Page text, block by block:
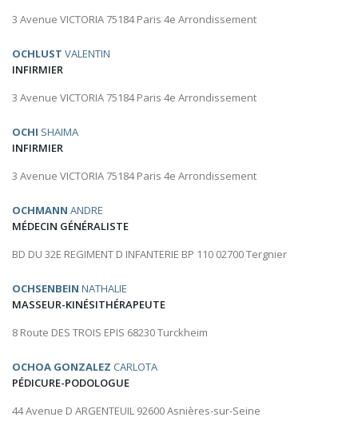
3 Avenue VICTORIA 75184 Paris 4e Arrondissement
OCHLUST VALENTIN
INFIRMIER
3 Avenue VICTORIA 75184 Paris 4e Arrondissement
OCHI SHAIMA
INFIRMIER
3 Avenue VICTORIA 75184 Paris 4e Arrondissement
OCHMANN ANDRE
MÉDECIN GÉNÉRALISTE
BD DU 32E REGIMENT D INFANTERIE BP 110 02700 Tergnier
OCHSENBEIN NATHALIE
MASSEUR-KINÉSITHÉRAPEUTE
8 Route DES TROIS EPIS 68230 Turckheim
OCHOA GONZALEZ CARLOTA
PÉDICURE-PODOLOGUE
44 Avenue D ARGENTEUIL 92600 Asnières-sur-Seine